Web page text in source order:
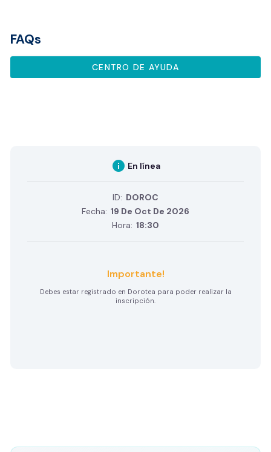
FAQs
CENTRO DE AYUDA
info En línea
ID: DOROC
Fecha: 19 De Oct De 2026
Hora: 18:30
Importante!
Debes estar registrado en Dorotea para poder realizar la
inscripción.